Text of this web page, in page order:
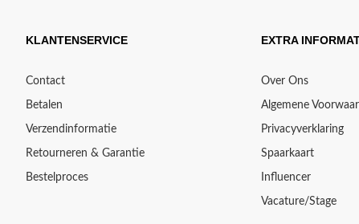
KLANTENSERVICE
Contact
Betalen
Verzendinformatie
Retourneren & Garantie
Bestelproces
EXTRA
Over Ons
Algemene
Privacyverklaring
Spaarkaart
Influencer
Vacature/Stage